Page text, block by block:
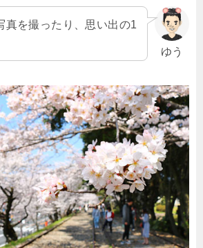
ゆう
真を撮ったり、思い出の1